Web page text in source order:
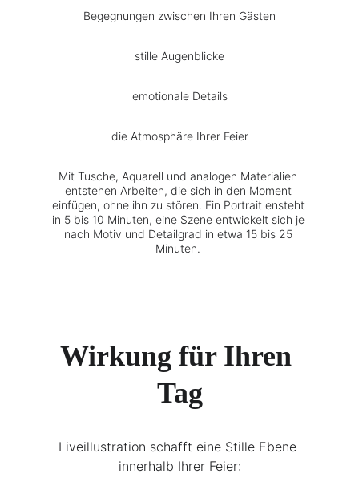
Begegnungen zwischen Ihren Gästen
stille Augenblicke
emotionale Details
die Atmosphäre Ihrer Feier
Mit Tusche, Aquarell und analogen Materialien
entstehen Arbeiten, die sich in den Moment
einfügen, ohne ihn zu stören. Ein Portrait ensteht
in 5 bis 10 Minuten, eine Szene entwickelt sich je
nach Motiv und Detailgrad in etwa 15 bis 25
Minuten.
Wirkung für Ihren
Tag
Liveillustration schafft eine Stille Ebene
innerhalb Ihrer Feier: